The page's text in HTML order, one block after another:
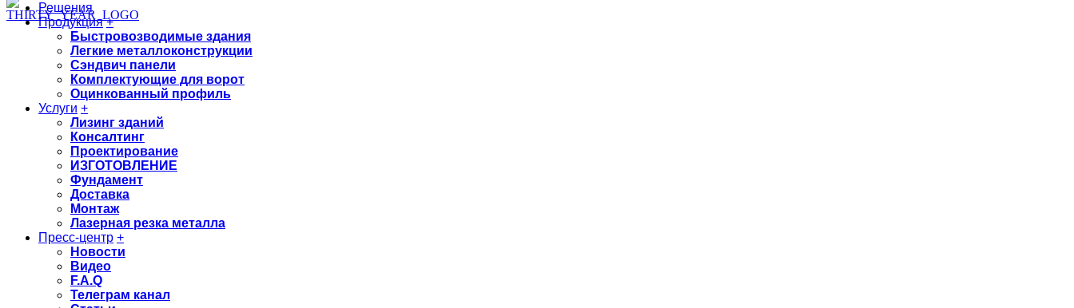
Решения
Продукция +
Быстровозводимые здания
Легкие металлоконструкции
Сэндвич панели
Комплектующие для ворот
Оцинкованный профиль
Услуги +
Лизинг зданий
Консалтинг
Проектирование
ИЗГОТОВЛЕНИЕ
Фундамент
Доставка
Монтаж
Лазерная резка металла
Пресс-центр +
Новости
Видео
F.A.Q
Телеграм канал